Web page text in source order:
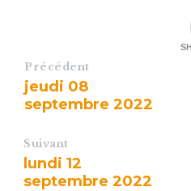
Précédent
jeudi 08
septembre 2022
Suivant
lundi 12
septembre 2022